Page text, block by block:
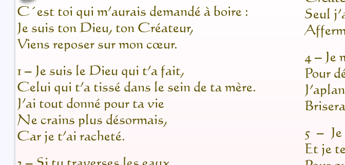
C´est toi qui m’aurais demandé à boire :
Je suis ton Dieu, ton Créateur,
Viens reposer sur mon cœur.
1 – Je suis le Dieu qui t’a fait,
Celui qui t’a tissé dans le sein de ta mère.
J’ai tout donné pour ta vie
Ne crains plus désormais,
Car je t’ai racheté.
Seul
4 – Je
Pour
5–
Et je